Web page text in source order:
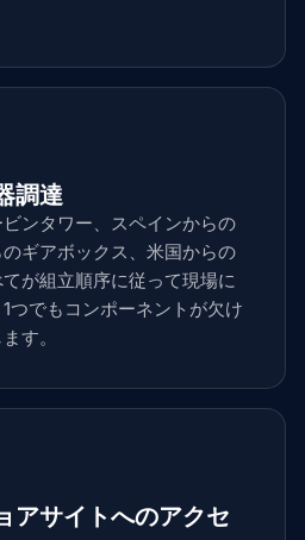
調達
ンタワー、スペインからの
ギアボックス、米国からの
が組立順序に従って現場に
つでもコンポーネントが欠け
す。
アサイトへのアクセ